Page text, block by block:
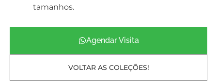
tamanhos.
Agendar Visita
VOLTAR AS COLEÇÕES!